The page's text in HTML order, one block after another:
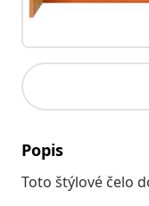
Popis
Toto štýlové čelo